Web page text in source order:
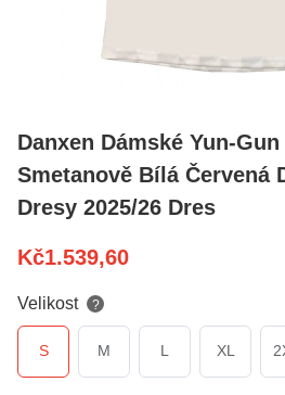
Danxen Dámské Yun-Gun
Smetanově Bílá Červená
Dresy 2025/26 Dres
Kč1.539,60
Velikost ?
S M L XL